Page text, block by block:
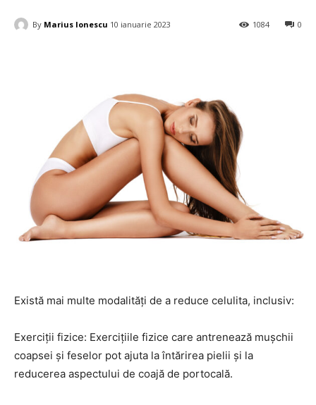
By Marius Ionescu 10 ianuarie 2023 0
1084
Există mai multe modalități de a reduce celulita, inclusiv:
Exerciții fizice: Exercițiile fizice care antrenează mușchii
coapsei și feselor pot ajuta la întărirea pielii și la
reducerea aspectului de coajă de portocală.